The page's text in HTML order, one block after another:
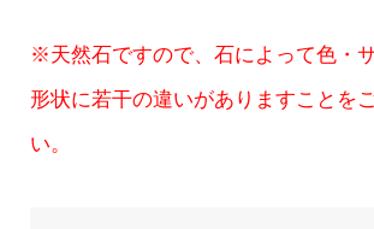
※天然石ですので、石によって色・
形状に若干の違いがありますことを
い。